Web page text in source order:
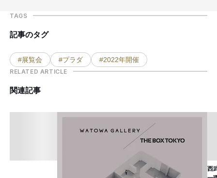
TAGS
記事のタグ
#展覧会 #プラダ #2022年開催
RELATED ARTICLE
関連記事
西